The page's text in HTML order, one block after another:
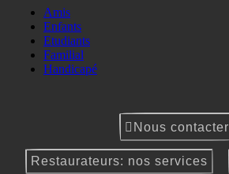
Amis
Enfants
Etudiants
Familial
Handicapé
Nous contacter
Restaurateurs: nos services